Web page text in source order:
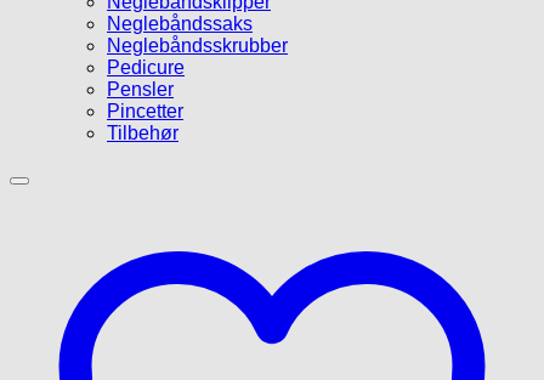
Neglebåndssaks
Neglebåndsskrubber
Pedicure
Pensler
Pincetter
Tilbehør